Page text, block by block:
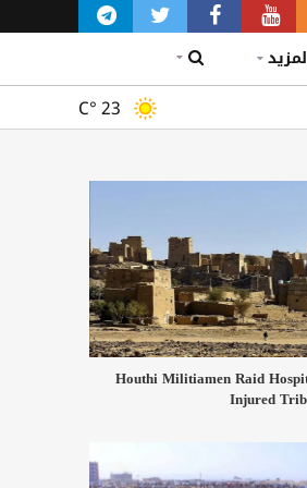
C° 23
Houthi Militiamen Raid
Injured